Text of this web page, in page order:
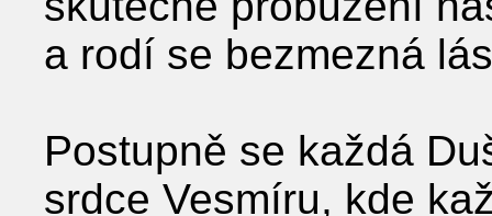
a rodí se bezmezná
Postupně se každá
srdce Vesmíru, kde